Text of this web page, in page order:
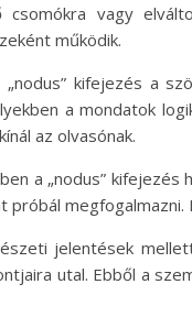
csomókra vagy
működik.
kifejezés a
a mondatok
az olvasónak.
a „nodus”
megfogalmazni.
jelentések
utal. Ebből a